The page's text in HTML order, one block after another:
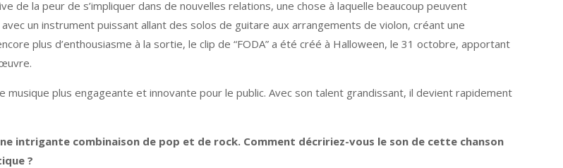
de la peur de s’impliquer dans de nouvelles relations, une chose à laquelle beaucoup peuvent
un instrument puissant allant des solos de guitare aux arrangements de violon, créant une
plus d’enthousiasme à la sortie, le clip de “FODA” a été créé à Halloween, le 31 octobre, apportant
plus engageante et innovante pour le public. Avec son talent grandissant, il devient rapidement
intrigante combinaison de pop et de rock. Comment décririez-vous le son de cette chanson
?